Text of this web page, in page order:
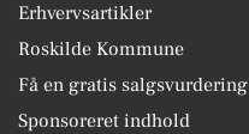
Erhvervsartikler
Roskilde Kommune
Få en gratis salgsvurdering
Sponsoreret indhold